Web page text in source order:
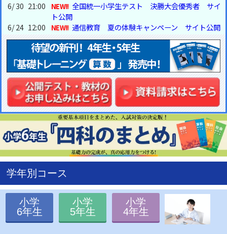
6/30 21:00
全国統一小学生テスト 決勝大会優秀者 サイ
ト公開
6/24 12:00
通信教育 夏の体験キャンペーン サイト公開
6/17 18:00 全国統一小学生テスト 決勝大会進出者 サイト公開
11:00 2026年新4年生予習シリーズ準備講座 サイト公開
/ 8 11:00
2026年新1年生小学校入塾準備講座 サイト公開
6/ 3 15:00 2026年夏期講習 サイト公開
6/ 3 15:00 リトルスクールオープンテスト サイト公開
/13 17:00 2026年学校参観 サイト公開
5 /12 17:30 2026年筑駒対策講座 サイト公開
5/12 17:30 2026年過去問演習コース サイト公開
5/ 7 18:30 2026年学校別対策コース サイト公開
4/10 00:00 全国統一小学生テスト 申し込み受付開始
3/19 21:00
開成・桜蔭・筑駒本番レベルテスト サイト公開
3/ 2 11:30 通信教育 春の入会キャンペーン サイト公開
2
2/13 16:30 2026年春期講習 サイト公開
2/ 8 18:30 2026年中学入試合格者速報 サイト公開
26 17:30
リトルスクールオープンテスト サイト公開
21 16:30
中学入試報告会 サイト公開
1/ 8 19:00 中学入試情報センター サイト情報更新
学年別コース
小学
6年生
小学
5年生
小学
4年生